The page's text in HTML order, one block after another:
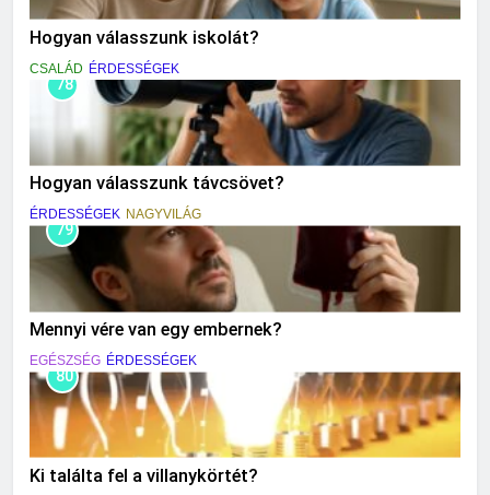
Hogyan válasszunk iskolát?
CSALÁD ÉRDESSÉGEK
78
Hogyan válasszunk távcsövet?
ÉRDESSÉGEK NAGYVILÁG
79
Mennyi vére van egy embernek?
EGÉSZSÉG ÉRDESSÉGEK
80
Ki találta fel a villanykörtét?